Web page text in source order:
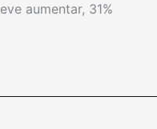
aumentar, 31%